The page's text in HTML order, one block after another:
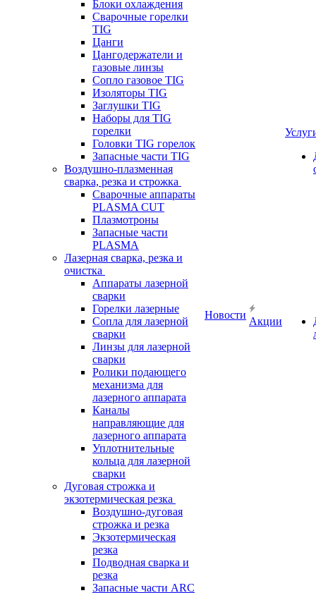
Блоки охлаждения
Сварочные горелки
TIG
Цанги
Цангодержатели и
газовые линзы
Сопло газовое TIG
Изоляторы TIG
Заглушки TIG
Наборы для TIG
горелки
Головки TIG горелок
Запасные части TIG
Воздушно-плазменная
сварка, резка и строжка
Сварочные аппараты
PLASMA CUT
Плазмотроны
Запасные части
PLASMA
Лазерная сварка, резка и
очистка
Аппараты лазерной
сварки
Горелки лазерные
Сопла для лазерной
сварки
Линзы для лазерной
сварки
Ролики подающего
механизма для
лазерного аппарата
Каналы
направляющие для
лазерного аппарата
Уплотнительные
кольца для лазерной
сварки
Дуговая строжка и
экзотермическая резка
Воздушно-дуговая
строжка и резка
Экзотермическая
резка
Подводная сварка и
резка
Запасные части ARC
Новости
Акции